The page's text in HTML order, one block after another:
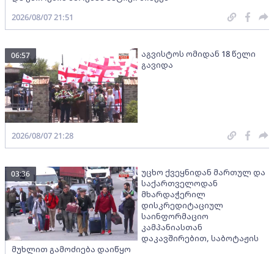
2026/08/07 21:51
აგვისტოს ომიდან 18 წელი
გავიდა
06:57
2026/08/07 21:28
უცხო ქვეყნიდან მართულ და
საქართველოდან
მხარდაჭერილ
დისკრედიტაციულ
საინფორმაციო
კამპანიასთან
დაკავშირებით, საბოტაჟის
მუხლით გამოძიება დაიწყო
03:36